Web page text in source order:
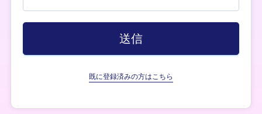
既に登録済みの方はこちら